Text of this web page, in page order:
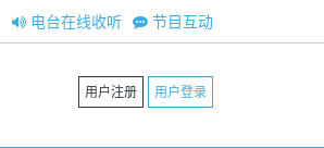
节目互动
电台在线收听
用户注册 用户登录